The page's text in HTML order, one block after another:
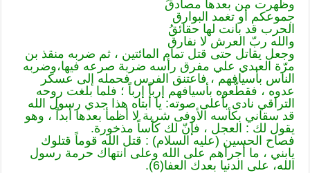
وظهرت من بعدها مصادقُ
جموعكم أو تغمد البوارق
الحرب قد بانت لها حقائقُ
والله ربّ العرش لا نفارق
وجعل يقاتل حتى قتل تمام المائتين ، ثم ضربه منقذ بن
مرّة العبدي علي مفرق رأسه ضربة صرعه فيها،وضربه
الناس بأسيافهم ، فاعتنق الفرس فحمله إلى عسكر
عدوه ، فقطّعوه بأسيافهم إرباً إرباً ؛ فلما بلغت روحه
التراقي نادى بأعلى صوته: يا أبتاه هذا جدي رسول الله
قد سقاني بكأسه الأوفى شربة لا أظمأ بعدها أبداً ، وهو
يقول لك : العجل ، فإنّ لك كأساً مذخورة.
فصاح الحسين (عليه السلام) : قتل الله قوماً قتلوك
يابني ، ما أجرأهم على الله وعلى انتهاك حرمة رسول
الله، على الدنيا بعدك العفا(6).